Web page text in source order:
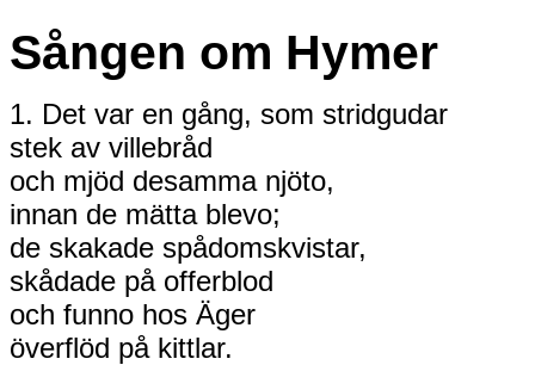
Sången om Hymer
1. Det var en gång, som stridgudar
stek av villebråd
och mjöd desamma njöto,
innan de mätta blevo;
de skakade spådomskvistar,
skådade på offerblod
och funno hos Äger
överflöd på kittlar.